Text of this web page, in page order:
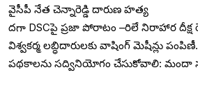
వైసీపీ నేత చెన్నారెడ్డి దారుణ హత్య
దగా DSCపై ప్రజా పోరాటం –రిలే నిరాహార దీక్ష
విశ్వకర్మ లబ్ధిదారులకు వాషింగ్ మెషీన్లు పంపిణీ.
పథకాలను సద్వినియోగం చేసుకోవాలి: మందా